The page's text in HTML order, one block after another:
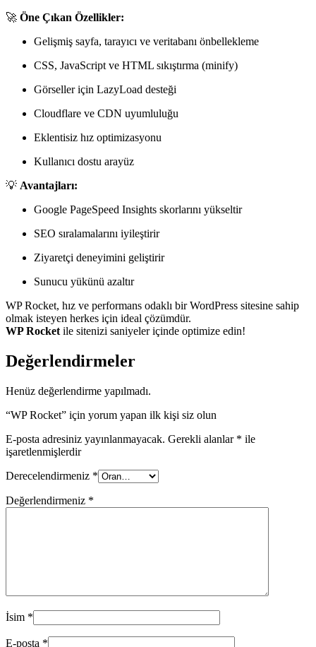
🚀 Öne Çıkan Özellikler:
Gelişmiş sayfa, tarayıcı ve veritabanı önbellekleme
CSS, JavaScript ve HTML sıkıştırma (minify)
Görseller için LazyLoad desteği
Cloudflare ve CDN uyumluluğu
Eklentisiz hız optimizasyonu
Kullanıcı dostu arayüz
💡 Avantajları:
Google PageSpeed Insights skorlarını yükseltir
SEO sıralamalarını iyileştirir
Ziyaretçi deneyimini geliştirir
Sunucu yükünü azaltır
WP Rocket, hız ve performans odaklı bir WordPress sitesine sahip
olmak isteyen herkes için ideal çözümdür.
WP Rocket ile sitenizi saniyeler içinde optimize edin!
Değerlendirmeler
Henüz değerlendirme yapılmadı.
“WP Rocket” için yorum yapan ilk kişi siz olun
E-posta adresiniz yayınlanmayacak. Gerekli alanlar * ile
işaretlenmişlerdir
Derecelendirmeniz *
Değerlendirmeniz *
İsim *
E-posta *